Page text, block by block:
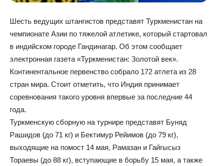
Шесть ведущих штангистов представят Туркменистан на
чемпионате Азии по тяжелой атлетике, который стартовал
в индийском городе Гандинагар. Об этом сообщает
электронная газета «Туркменистан: Золотой век».
Континентальное первенство собрало 172 атлета из 28
стран мира. Стоит отметить, что Индия принимает
соревнования такого уровня впервые за последние 44
года.
Туркменскую сборную на турнире представят Буняд
Рашидов (до 71 кг) и Бектимур Рейимов (до 79 кг),
выходящие на помост 14 мая, Рамазан и Гайгысыз
Тораевы (до 88 кг), вступающие в борьбу 15 мая, а также